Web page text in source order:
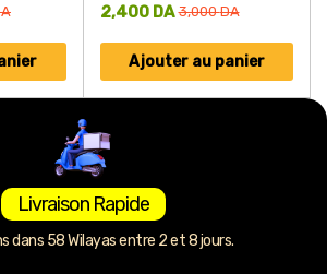
3,000DA
2,400 DA
Ajouter au panier
Livraison Rapide
dans 58 Wilayas entre 2 et 8 jours.